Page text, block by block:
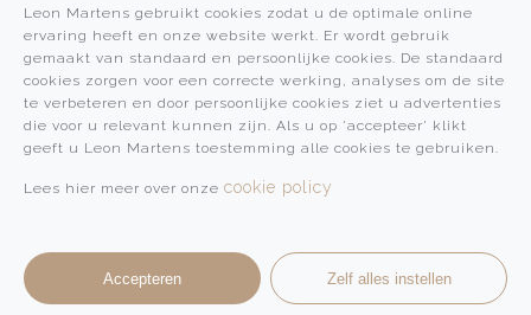
Algemene voorwaarden
Privacy Policy
Pers
Leon Martens
Leon Martens Juwelier
Leon Martens gebruikt cookies zodat u de optimale online
ervaring heeft en onze website werkt. Er wordt gebruik
gemaakt van standaard en persoonlijke cookies. De standaard
cookies zorgen voor een correcte werking, analyses om de site
te verbeteren en door persoonlijke cookies ziet u advertenties
die voor u relevant kunnen zijn. Als u op 'accepteer' klikt
geeft u Leon Martens toestemming alle cookies te gebruiken.
Lees hier meer over onze cookie policy
Accepteren Zelf alles instellen